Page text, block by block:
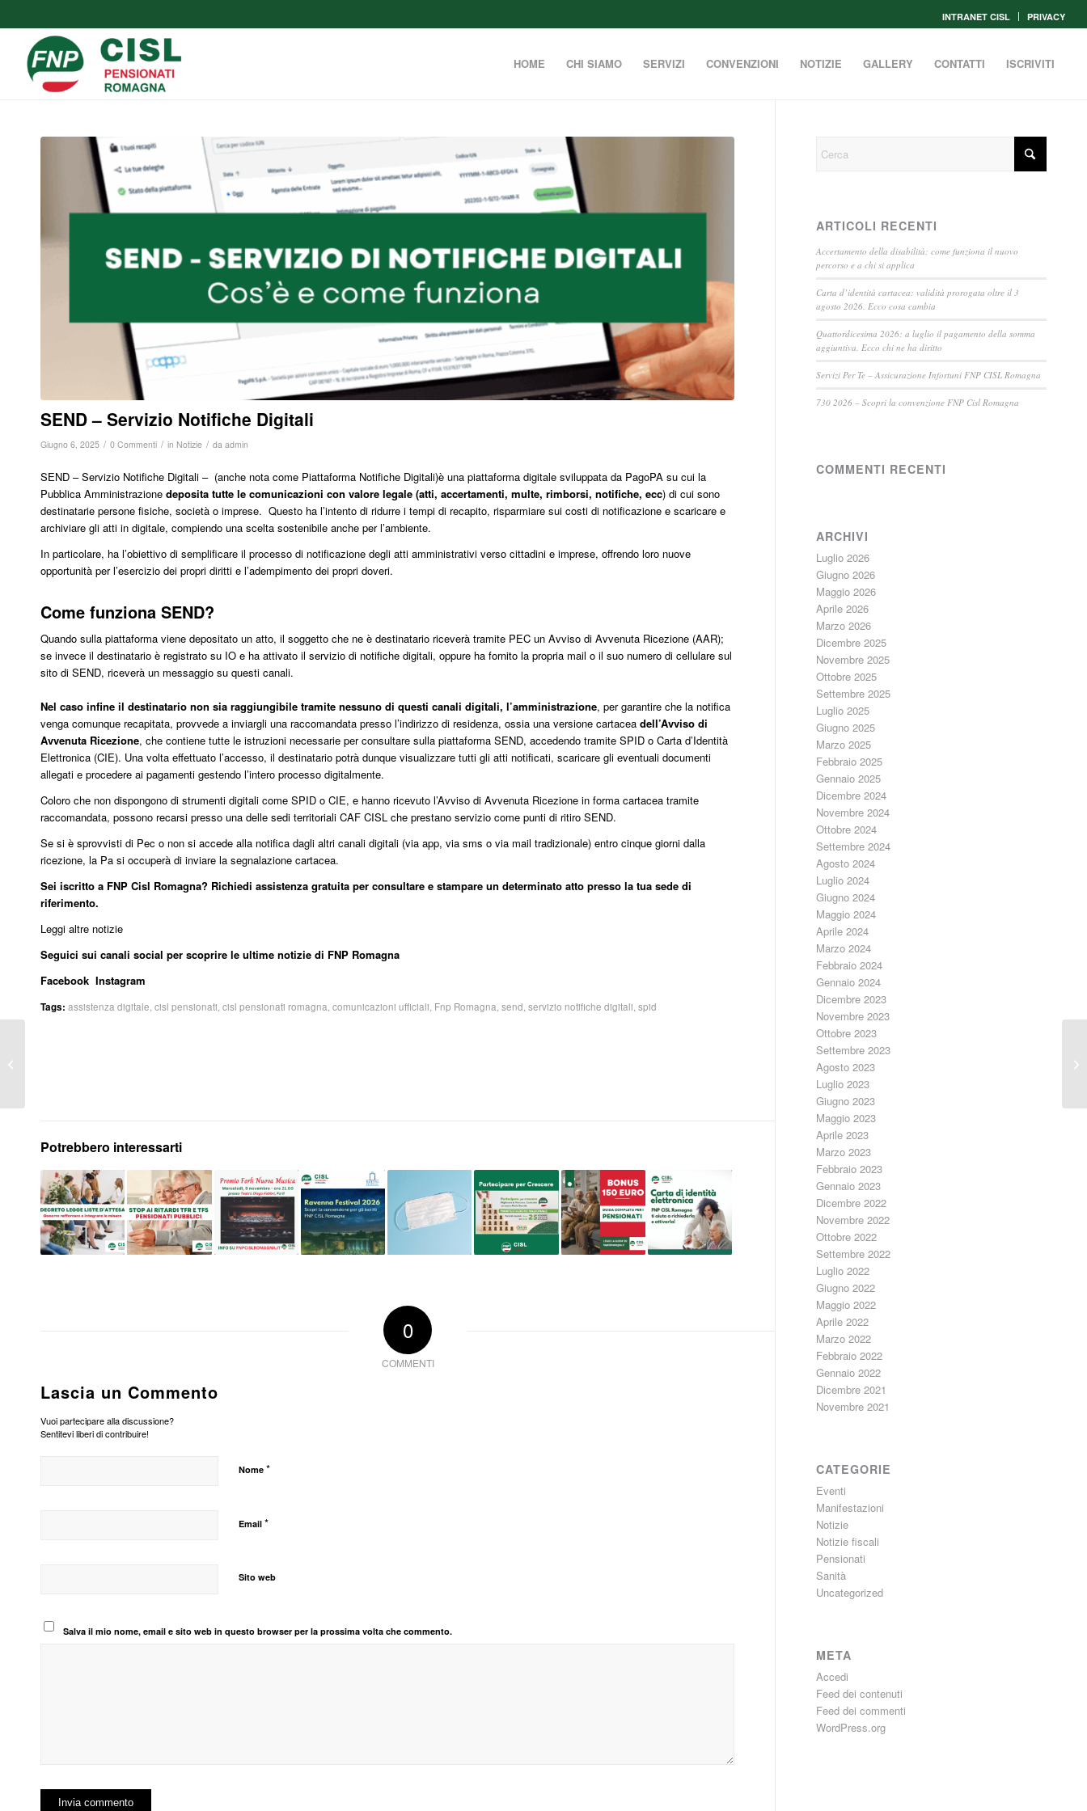
INTRANET CISL PRIVACY
HOME CHI SIAMO SERVIZI CONVENZIONI NOTIZIE GALLERY CONTATTI ISCRIVITI
SEND – Servizio Notifiche Digitali
Giugno 6, 2025 / 0 Commenti / in Notizie / da admin
SEND – Servizio Notifiche Digitali – (anche nota come Piattaforma Notifiche Digitali)è una piattaforma digitale sviluppata da PagoPA su cui la
Pubblica Amministrazione deposita tutte le comunicazioni con valore legale (atti, accertamenti, multe, rimborsi, notifiche, ecc) di cui sono
destinatarie persone fisiche, società o imprese. Questo ha l’intento di ridurre i tempi di recapito, risparmiare sui costi di notificazione e scaricare e
archiviare gli atti in digitale, compiendo una scelta sostenibile anche per l’ambiente.
In particolare, ha l’obiettivo di semplificare il processo di notificazione degli atti amministrativi verso cittadini e imprese, offrendo loro nuove
opportunità per l’esercizio dei propri diritti e l’adempimento dei propri doveri.
Come funziona SEND?
Quando sulla piattaforma viene depositato un atto, il soggetto che ne è destinatario riceverà tramite PEC un Avviso di Avvenuta Ricezione (AAR);
se invece il destinatario è registrato su IO e ha attivato il servizio di notifiche digitali, oppure ha fornito la propria mail o il suo numero di cellulare sul
sito di SEND, riceverà un messaggio su questi canali.
Nel caso infine il destinatario non sia raggiungibile tramite nessuno di questi canali digitali, l’amministrazione, per garantire che la notifica
venga comunque recapitata, provvede a inviargli una raccomandata presso l’indirizzo di residenza, ossia una versione cartacea dell’Avviso di
Avvenuta Ricezione, che contiene tutte le istruzioni necessarie per consultare sulla piattaforma SEND, accedendo tramite SPID o Carta d’Identità
Elettronica (CIE). Una volta effettuato l’accesso, il destinatario potrà dunque visualizzare tutti gli atti notificati, scaricare gli eventuali documenti
allegati e procedere ai pagamenti gestendo l’intero processo digitalmente.
Coloro che non dispongono di strumenti digitali come SPID o CIE, e hanno ricevuto l’Avviso di Avvenuta Ricezione in forma cartacea tramite
raccomandata, possono recarsi presso una delle sedi territoriali CAF CISL che prestano servizio come punti di ritiro SEND.
Se si è sprovvisti di Pec o non si accede alla notifica dagli altri canali digitali (via app, via sms o via mail tradizionale) entro cinque giorni dalla
ricezione, la Pa si occuperà di inviare la segnalazione cartacea.
Sei iscritto a FNP Cisl Romagna? Richiedi assistenza gratuita per consultare e stampare un determinato atto presso la tua sede di
riferimento.
Leggi altre notizie
Seguici sui canali social per scoprire le ultime notizie di FNP Romagna
Facebook Instagram
Tags: assistenza digitale,cisl pensionati,cisl pensionati romagna,comunicazioni ufficiali, Fnp Romagna,send,servizio notifiche digitali,spid
Potrebbero interessarti
0
COMMENTI
Lascia un Commento
Vuoi partecipare alla discussione?
Sentitevi liberi di contribuire!
Nome *
Email *
Sito web
Salva il mio nome, email e sito web in questo browser per la prossima volta che commento.
ARTICOLI RECENTI
Accertamento della disabilità: come funziona il nuovo
percorso e a chi si applica
Carta d’identità cartacea: validità prorogata oltre il 3
agosto 2026. Ecco cosa cambia
Quattordicesima 2026: a luglio il pagamento della somma
aggiuntiva. Ecco chi ne ha diritto
Servizi Per Te – Assicurazione Infortuni FNP CISL Romagna
730 2026 – Scopri la convenzione FNP Cisl Romagna
COMMENTI RECENTI
ARCHIVI
Luglio 2026
Giugno 2026
Maggio 2026
Aprile 2026
Marzo 2026
Dicembre 2025
Novembre 2025
Ottobre 2025
Settembre 2025
Luglio 2025
Giugno 2025
Marzo 2025
Febbraio 2025
Gennaio 2025
Dicembre 2024
Novembre 2024
Ottobre 2024
Settembre 2024
Agosto 2024
Luglio 2024
Giugno 2024
Maggio 2024
Aprile 2024
Marzo 2024
Febbraio 2024
Gennaio 2024
Dicembre 2023
Novembre 2023
Ottobre 2023
Settembre 2023
Agosto 2023
Luglio 2023
Giugno 2023
Maggio 2023
Aprile 2023
Marzo 2023
Febbraio 2023
Gennaio 2023
Dicembre 2022
Novembre 2022
Ottobre 2022
Settembre 2022
Luglio 2022
Giugno 2022
Maggio 2022
Aprile 2022
Marzo 2022
Febbraio 2022
Gennaio 2022
Dicembre 2021
Novembre 2021
CATEGORIE
Eventi
Manifestazioni
Notizie
Notizie fiscali
Pensionati
Sanità
Uncategorized
META
Accedi
Feed dei contenuti
Feed dei commenti
WordPress.org